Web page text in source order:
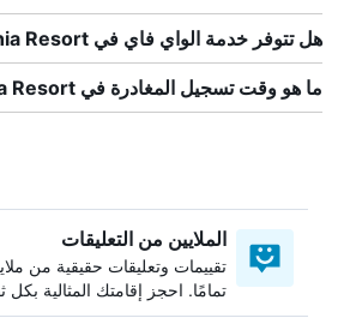
هل تتوفر خدمة الواي فاي في Sonia Resort؟
ما هو وقت تسجيل المغادرة في Sonia Resort؟
الملايين من التعليقات
تقييمات وتعليقات حقيقية من
تمامًا. احجز إقامتك المثالية بكل